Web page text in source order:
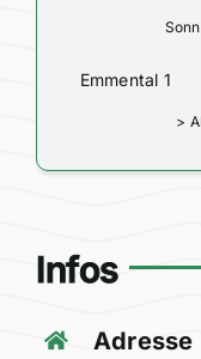
Emmental 1
>
Infos
Adresse